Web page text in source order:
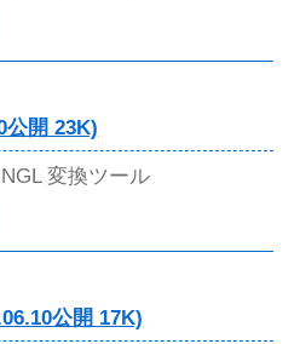
公開 23K)
変換ツール
公開 17K)